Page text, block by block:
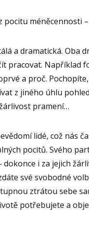
méněcennosti
a dramatická. Oba
pracovat. Například
a proč. Pochopíte,
z jiného úhlu
pramení…
lidé, což nás
pocitů. Svého
i za jejich
své svobodné
ztrátou sebe
potřebujete a